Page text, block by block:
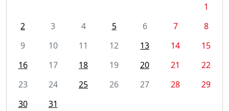
1
2
3 4 5 6 7
8
9
10 11 12 13 14
15
16
17 18 19 20 21
22
23
24 25 26 27 28
29
30
31